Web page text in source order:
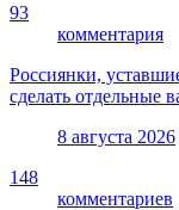
93
комментария
Россиянки,
сделать отдельные
8 августа 2026
148
комментариев